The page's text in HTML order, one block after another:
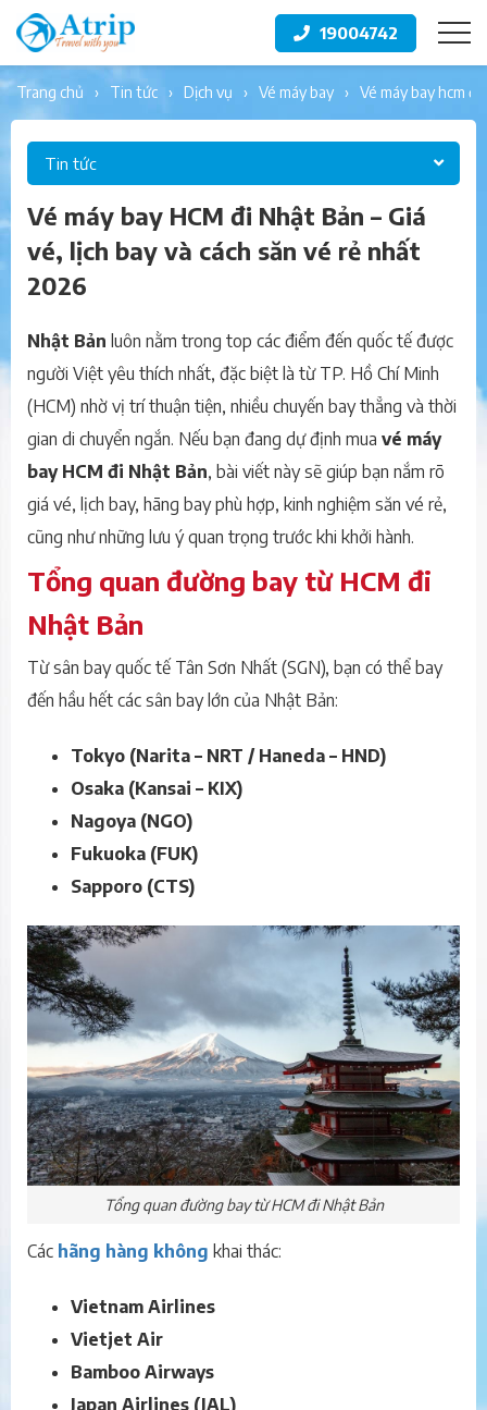
19004742
trang chủ tin tức dịch vụ vé máy bay vé máy bay hcm
Tin tức
Vé máy bay HCM đi Nhật Bản – Giá
vé, lịch bay và cách săn vé rẻ nhất
2026
Nhật Bản luôn nằm trong top các điểm đến quốc tế được
người Việt yêu thích nhất, đặc biệt là từ TP. Hồ Chí Minh
(HCM) nhờ vị trí thuận tiện, nhiều chuyến bay thẳng và thời
gian di chuyển ngắn. Nếu bạn đang dự định mua vé máy
bay HCM đi Nhật Bản, bài viết này sẽ giúp bạn nắm rõ
giá vé, lịch bay, hãng bay phù hợp, kinh nghiệm săn vé rẻ,
cũng như những lưu ý quan trọng trước khi khởi hành.
Tổng quan đường bay từ HCM đi
Nhật Bản
Từ sân bay quốc tế Tân Sơn Nhất (SGN), bạn có thể bay
đến hầu hết các sân bay lớn của Nhật Bản:
Tokyo (Narita – NRT / Haneda – HND)
Osaka (Kansai – KIX)
Nagoya (NGO)
Fukuoka (FUK)
Sapporo (CTS)
Tổng quan đường bay từ HCM đi Nhật Bản
Các hãng hàng không khai thác:
Vietnam Airlines
Vietjet Air
Bamboo Airways
Japan Airlines (JAL)